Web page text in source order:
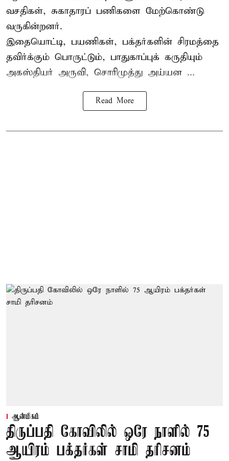
வசதிகள், சுகாதாரப் பணிகளை மேற்கொண்டு
வருகின்றனர்.
இதையொட்டி, பயணிகள், பக்தர்களின் சிரமத்தை
தவிர்க்கும் பொருட்டும், பாதுகாப்புக் கருதியும்
அகஸ்தியர் அருவி, சொரிமுத்து அய்யன ...
Read More
ஆன்மிகம்
திருப்பதி கோவிலில் ஒரே நாளில் 75
ஆயிரம் பக்தர்கள் சாமி தரிசனம்